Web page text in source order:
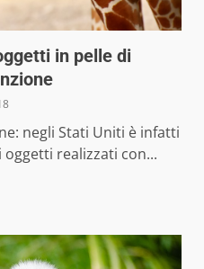
in pelle di
negli Stati Uniti è infatti
realizzati con...